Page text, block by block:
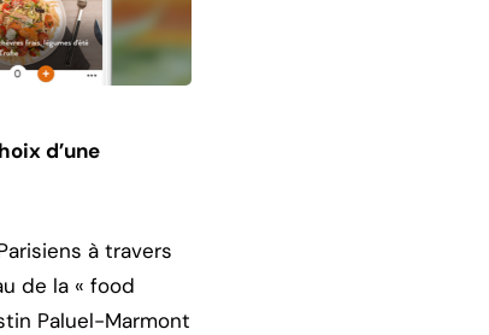
d’une
à travers
de la « food
Paluel-Marmont